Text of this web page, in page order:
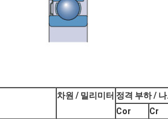
차원 / 밀리미터 정격 부하 /
Cor
Cr